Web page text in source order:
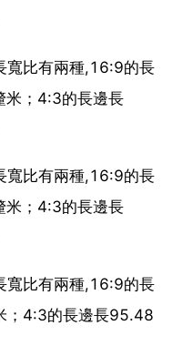
比有兩種,16:9的長
；4:3的長邊長
比有兩種,16:9的長
；4:3的長邊長
比有兩種,16:9的長
；4:3的長邊長95.48